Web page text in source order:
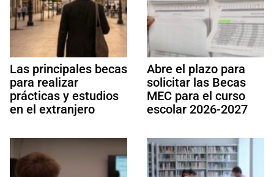
Las principales becas
para realizar
prácticas y estudios
en el extranjero
Abre el plazo para
solicitar las Becas
MEC para el curso
escolar 2026-2027